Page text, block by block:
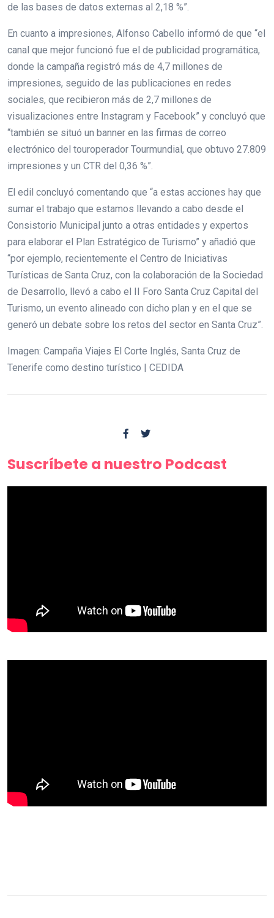
de las bases de datos externas al 2,18 %”.
En cuanto a impresiones, Alfonso Cabello informó de que “el
canal que mejor funcionó fue el de publicidad programática,
donde la campaña registró más de 4,7 millones de
impresiones, seguido de las publicaciones en redes
sociales, que recibieron más de 2,7 millones de
visualizaciones entre Instagram y Facebook” y concluyó que
“también se situó un banner en las firmas de correo
electrónico del touroperador Tourmundial, que obtuvo 27.809
impresiones y un CTR del 0,36 %”.
El edil concluyó comentando que “a estas acciones hay que
sumar el trabajo que estamos llevando a cabo desde el
Consistorio Municipal junto a otras entidades y expertos
para elaborar el Plan Estratégico de Turismo” y añadió que
“por ejemplo, recientemente el Centro de Iniciativas
Turísticas de Santa Cruz, con la colaboración de la Sociedad
de Desarrollo, llevó a cabo el II Foro Santa Cruz Capital del
Turismo, un evento alineado con dicho plan y en el que se
generó un debate sobre los retos del sector en Santa Cruz”.
Imagen: Campaña Viajes El Corte Inglés, Santa Cruz de
Tenerife como destino turístico | CEDIDA
Suscríbete a nuestro Podcast